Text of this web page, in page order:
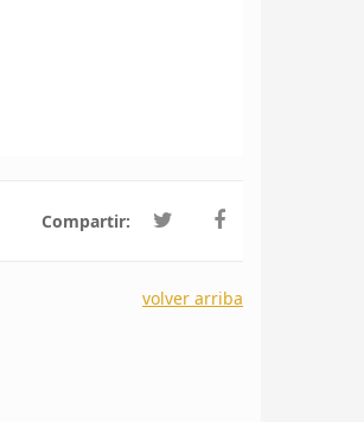
Compartir:
volver arriba